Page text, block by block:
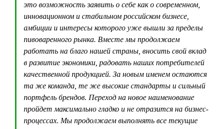
это возможность заявить о себе как о современном,
инновационном и стабильном российском бизнесе,
амбиции и интересы которого уже вышли за пределы
пивоваренного рынка. Вместе мы продолжаем
работать на благо нашей страны, вносить свой вклад
в развитие экономики, радовать наших потребителей
качественной продукцией. За новым именем остаются
та же команда, те же высокие стандарты и сильный
портфель брендов. Переход на новое наименование
пройдет максимально гладко и не отразится на бизнес-
процессах. Мы продолжаем выполнять все текущие